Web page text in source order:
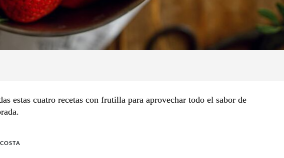
estas cuatro recetas con frutilla para aprovechar todo el sabor de